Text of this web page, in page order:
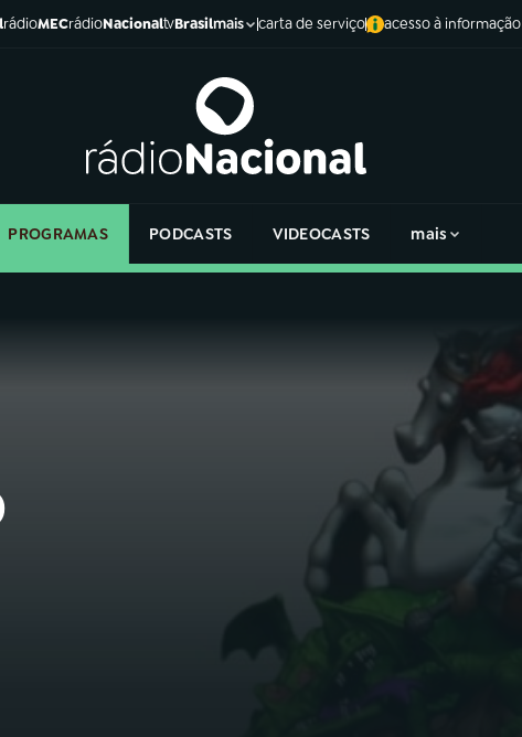
rádioMECrádioNacionaltvBrasilmais carta de serviço acesso à informação
PROGRAMAS PODCASTS VIDEOCASTS mais